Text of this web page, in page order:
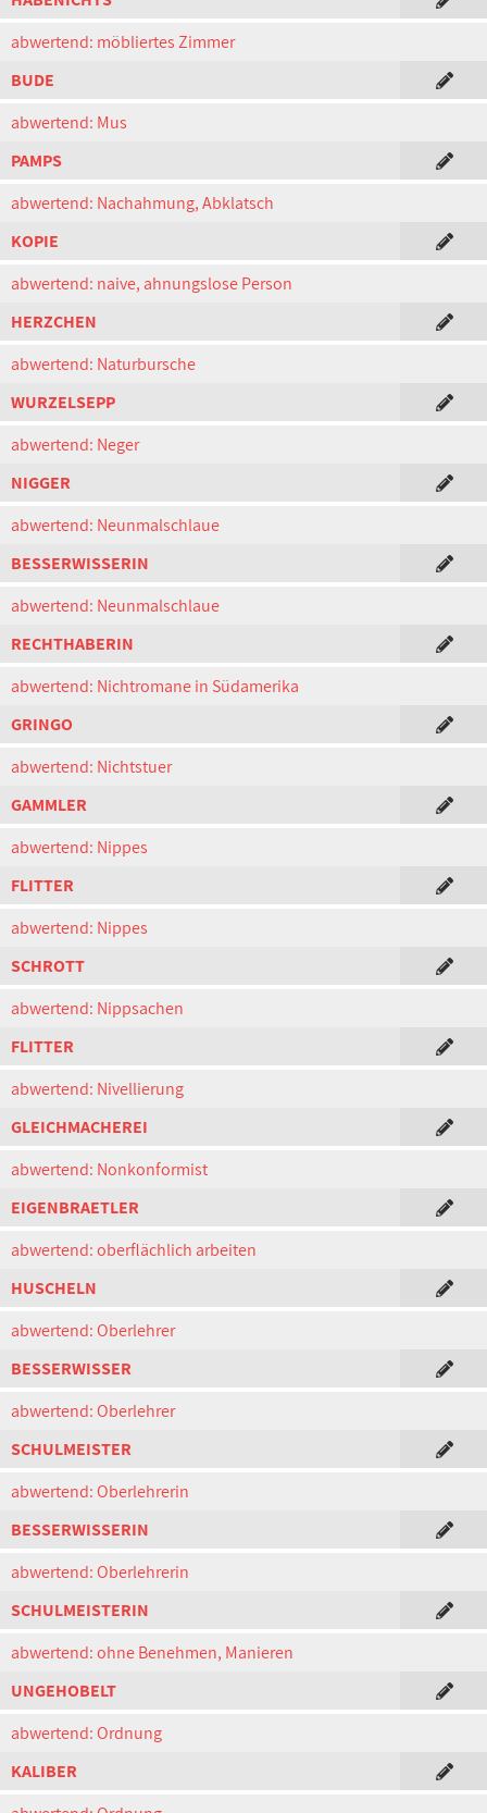
abwertend: möbliertes Zimmer
BUDE
abwertend: Mus
PAMPS
abwertend: Nachahmung, Abklatsch
KOPIE
abwertend: naive, ahnungslose Person
HERZCHEN
abwertend: Naturbursche
WURZELSEPP
abwertend: Neger
NIGGER
abwertend: Neunmalschlaue
BESSERWISSERIN
abwertend: Neunmalschlaue
RECHTHABERIN
abwertend: Nichtromane in Südamerika
GRINGO
abwertend: Nichtstuer
GAMMLER
abwertend: Nippes
FLITTER
abwertend: Nippes
SCHROTT
abwertend: Nippsachen
FLITTER
abwertend: Nivellierung
GLEICHMACHEREI
abwertend: Nonkonformist
EIGENBRAETLER
abwertend: oberflächlich arbeiten
HUSCHELN
abwertend: Oberlehrer
BESSERWISSER
abwertend: Oberlehrer
SCHULMEISTER
abwertend: Oberlehrerin
BESSERWISSERIN
abwertend: Oberlehrerin
SCHULMEISTERIN
abwertend: ohne Benehmen, Manieren
UNGEHOBELT
abwertend: Ordnung
KALIBER